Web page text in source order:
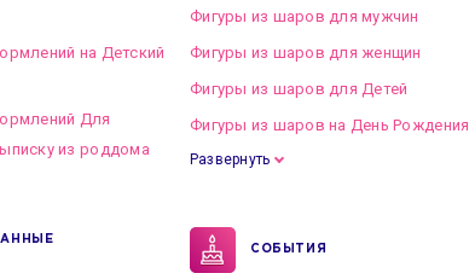
на Детский
Для
из роддома
на Свадьбу
Фигуры из шаров для мужчин
Фигуры из шаров для женщин
Фигуры из шаров для Детей
Фигуры из шаров на День Рождения
Развернуть
СОБЫТИЯ